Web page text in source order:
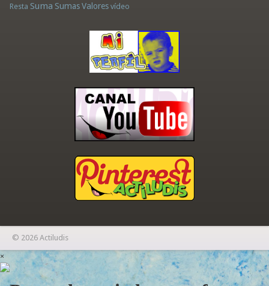
Resta Suma Sumas Valores vídeo
© 2026 Actiludis
×